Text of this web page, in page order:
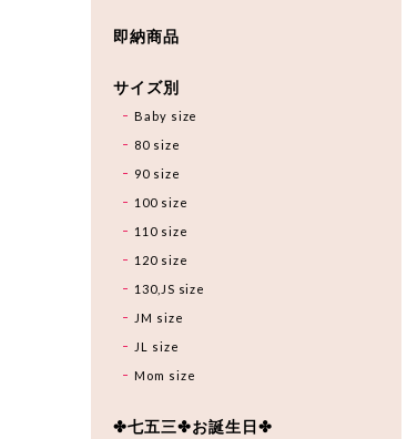
即納商品
サイズ別
Baby size
80 size
90 size
100 size
110 size
120 size
130,JS size
JM size
JL size
Mom size
✤七五三✤お誕生日✤